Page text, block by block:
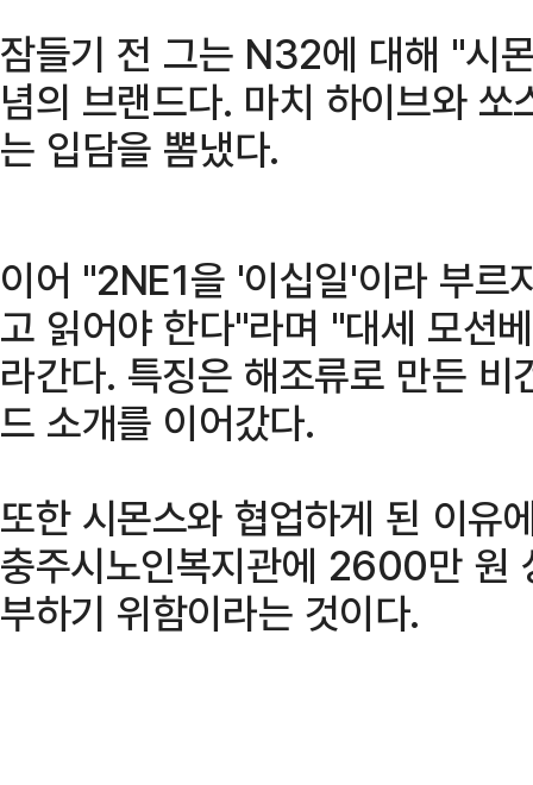
잠들기 전 그는 N32에 대해 "시
념의 브랜드다. 마치 하이브와
는 입담을 뽐냈다.
이어 "2NE1을 '이십일'이라 부
고 읽어야 한다"라며 "대세 모션
라간다. 특징은 해조류로 만든
드 소개를 이어갔다.
또한 시몬스와 협업하게 된 이유
충주시노인복지관에 2600만 원
부하기 위함이라는 것이다.